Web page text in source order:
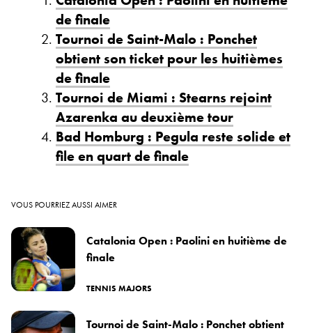
de finale
Tournoi de Saint-Malo : Ponchet
obtient son ticket pour les huitièmes
de finale
Tournoi de Miami : Stearns rejoint
Azarenka au deuxième tour
Bad Homburg : Pegula reste solide et
file en quart de finale
VOUS POURRIEZ AUSSI AIMER
Catalonia Open : Paolini en huitième de
finale
TENNIS MAJORS
Tournoi de Saint-Malo : Ponchet obtient